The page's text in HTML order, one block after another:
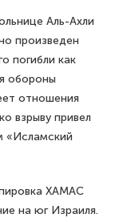
Аль-Ахли
произведен
погибли как
обороны
отношения
взрыву привел
«Исламский
ХАМАС
на юг Израиля.